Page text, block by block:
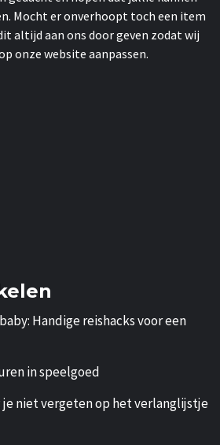
Mocht er onverhoopt toch een item
altijd aan ons door geven zodat wij
onze website aanpassen.
Handige reishacks voor een
in speelgoed
je niet vergeten op het verlanglijstje